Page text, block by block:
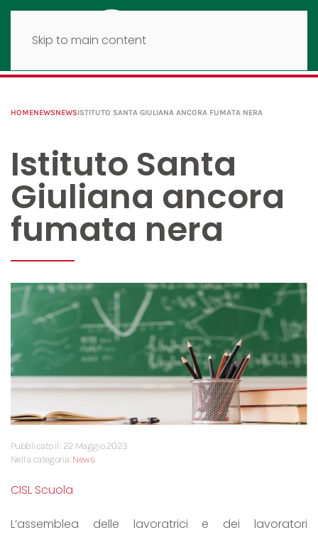
Skip to main content
HOMENEWSNEWSISTITUTO SANTA GIULIANA ANCORA FUMATA NERA
Istituto Santa
Giuliana ancora
fumata nera
Pubblicato il: 22 Maggio 2023
Nella categoria:News
CISL Scuola
L’assemblea delle lavoratrici e dei lavoratori